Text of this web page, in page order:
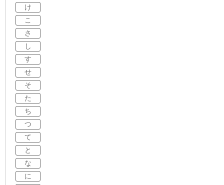
け
こ
さ
し
す
せ
そ
た
ち
つ
て
と
な
に